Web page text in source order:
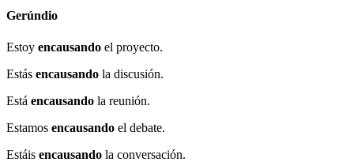
Gerúndio
Estoy encausando el proyecto.
Estás encausando la discusión.
Está encausando la reunión.
Estamos encausando el debate.
Estáis encausando la conversación.